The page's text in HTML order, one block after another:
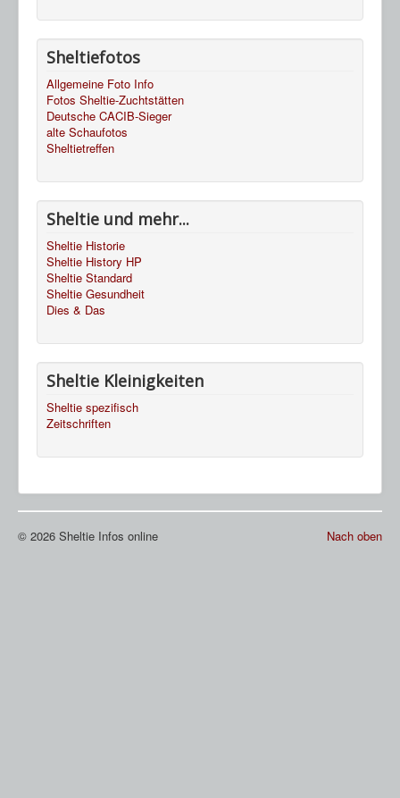
Sheltiefotos
Allgemeine Foto Info
Fotos Sheltie-Zuchtstätten
Deutsche CACIB-Sieger
alte Schaufotos
Sheltietreffen
Sheltie und mehr...
Sheltie Historie
Sheltie History HP
Sheltie Standard
Sheltie Gesundheit
Dies & Das
Sheltie Kleinigkeiten
Sheltie spezifisch
Zeitschriften
Nach oben
© 2026 Sheltie Infos online